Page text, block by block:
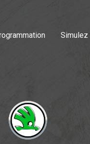
Simulez